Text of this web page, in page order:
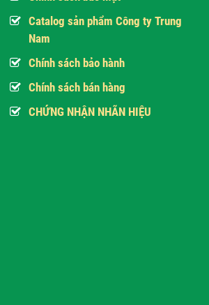
Catalog sản phẩm Công ty Trung
Nam
Chính sách bảo hành
Chính sách bán hàng
CHỨNG NHẬN NHÃN HIỆU